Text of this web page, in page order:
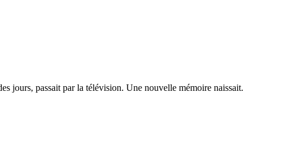
jours, passait par la télévision. Une nouvelle mémoire naissait.